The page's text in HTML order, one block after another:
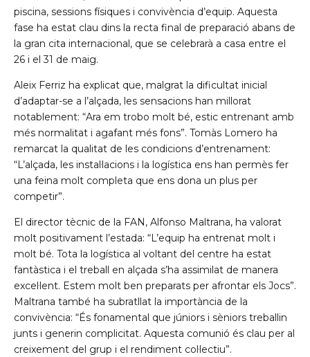
piscina, sessions físiques i convivència d’equip. Aquesta
fase ha estat clau dins la recta final de preparació abans de
la gran cita internacional, que se celebrarà a casa entre el
26 i el 31 de maig.
Aleix Ferriz ha explicat que, malgrat la dificultat inicial
d’adaptar-se a l’alçada, les sensacions han millorat
notablement: “Ara em trobo molt bé, estic entrenant amb
més normalitat i agafant més fons”. Tomàs Lomero ha
remarcat la qualitat de les condicions d’entrenament:
“L’alçada, les instal·lacions i la logística ens han permès fer
una feina molt completa que ens dona un plus per
competir”.
El director tècnic de la FAN, Alfonso Maltrana, ha valorat
molt positivament l’estada: “L’equip ha entrenat molt i
molt bé. Tota la logística al voltant del centre ha estat
fantàstica i el treball en alçada s’ha assimilat de manera
excel·lent. Estem molt ben preparats per afrontar els Jocs”.
Maltrana també ha subratllat la importància de la
convivència: “És fonamental que júniors i sèniors treballin
junts i generin complicitat. Aquesta comunió és clau per al
creixement del grup i el rendiment col·lectiu”.